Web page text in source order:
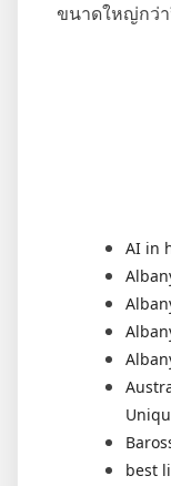
ขนาดใหญ่กว่
AI in
best